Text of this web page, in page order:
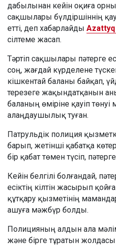
дабылынан кейін оқиға
сақшылары бүлдіршіннің
етті, деп хабарлайды Azattyq
сілтеме жасап.
Тәртіп сақшылары пәтерге
соң, жағдай күрделене
кішкентай баланы байқап,
терезеге жақындатқанын
баланың өміріне қауіп төнуі
алаңдаушылық туған.
Патрульдік полиция
барып, жетінші қабатқа
бір қабат төмен түсіп,
Кейін белгілі болғандай,
есіктің кілтін жасырып
құтқару қызметінің
ашуға мәжбүр болды.
Полицияның алдын ала
және бірге тұратын